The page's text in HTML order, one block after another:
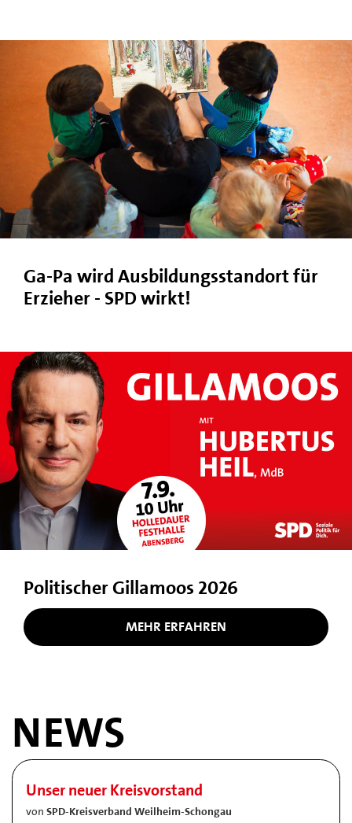
Ga-Pa wird Ausbildungsstandort für
Erzieher - SPD wirkt!
Politischer Gillamoos 2026
MEHR ERFAHREN
NEWS
Unser neuer Kreisvorstand
von SPD-Kreisverband Weilheim-Schongau